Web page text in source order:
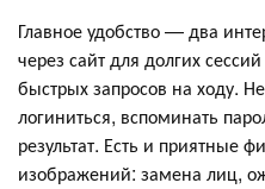
Главное удобство — два
через сайт для долгих
быстрых запросов на ходу.
логиниться, вспоминать
результат. Есть и приятные
изображений: замена лиц,